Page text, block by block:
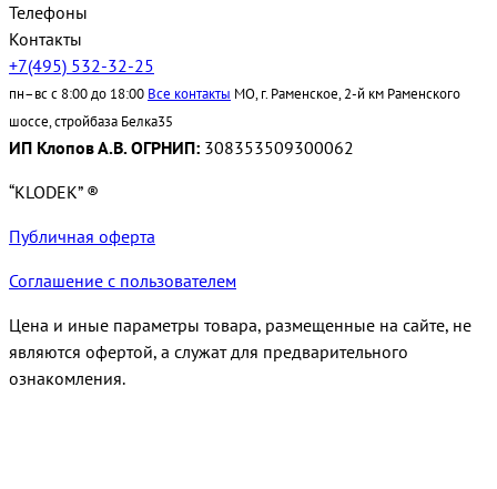
Телефоны
Контакты
+7(495) 532-32-25
пн–вс с 8:00 до 18:00 Все контакты МО, г. Раменское, 2-й км Раменского
шоссе, стройбаза Белка35
ИП Клопов А.В. ОГРНИП: 308353509300062
“KLODEK” ®
Публичная оферта
Соглашение с пользователем
Цена и иные параметры товара, размещенные на сайте, не
являются офертой, а служат для предварительного
ознакомления.